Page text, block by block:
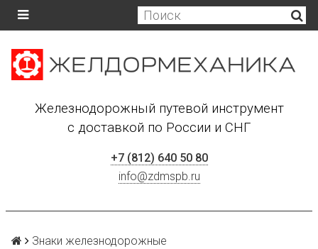
Железнодорожный путевой инструмент
с доставкой по России и СНГ
+7 (812) 640 50 80
info@zdmspb.ru
Знаки железнодорожные